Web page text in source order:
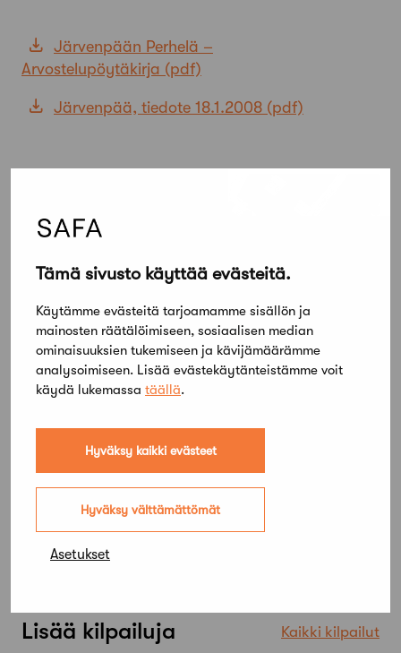
Tämä sivusto käyttää evästeitä.
Käytämme evästeitä tarjoamamme sisällön ja
mainosten räätälöimiseen, sosiaalisen median
ominaisuuksien tukemiseen ja kävijämäärämme
analysoimiseen. Lisää evästekäytänteistämme voit
käydä lukemassa täällä.
Hyväksy kaikki evästeet
Hyväksy välttämättömät
Asetukset
Järvenpään Perhelä –
Arvostelupöytäkirja
Järvenpää, tiedote 18.1.2008
Lisää kilpailuja Kaikki kilpailut